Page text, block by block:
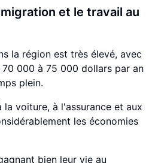
et le travail au
la région est très élevé, avec
70 000 à 75 000 dollars par an
plein.
la voiture, à l'assurance et aux
les économies
bien leur vie au